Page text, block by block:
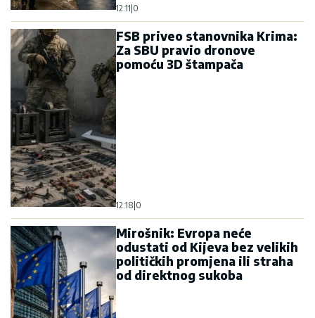
12:11 0
FSB priveo stanovnika Krima:
Za SBU pravio dronove
pomoću 3D štampača
12:18 0
Mirošnik: Evropa neće
odustati od Kijeva bez velikih
političkih promjena ili straha
od direktnog sukoba